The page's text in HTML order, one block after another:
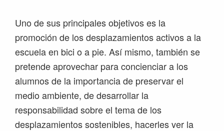
Uno de sus principales objetivos es la
promoción de los desplazamientos activos a la
escuela en bici o a pie. Así mismo, también se
pretende aprovechar para concienciar a los
alumnos de la importancia de preservar el
medio ambiente, de desarrollar la
responsabilidad sobre el tema de los
desplazamientos sostenibles, hacerles ver la